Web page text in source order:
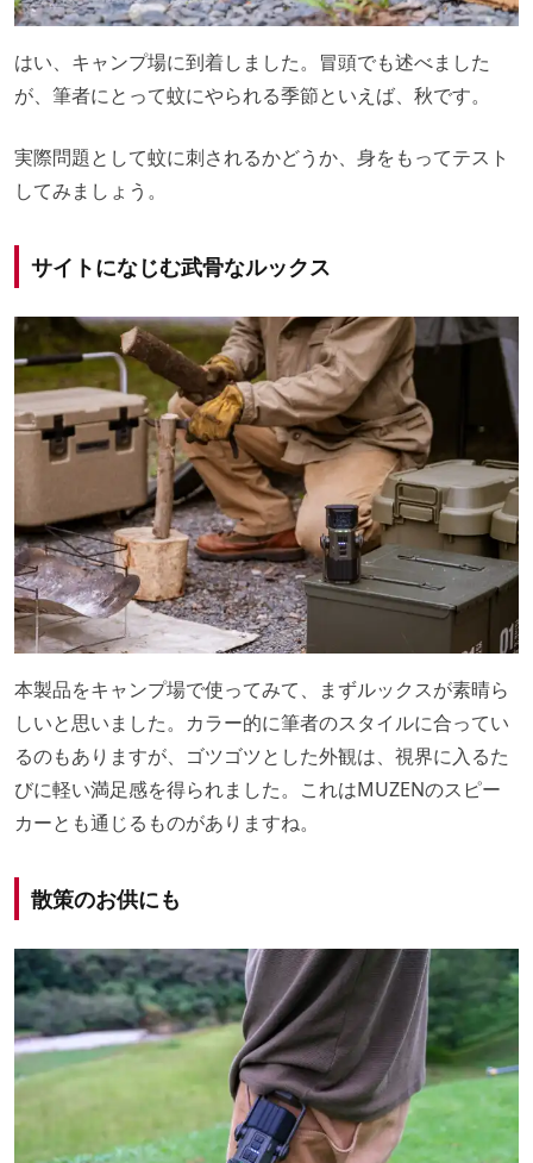
はい、キャンプ場に到着しました。冒頭でも述べました
が、筆者にとって蚊にやられる季節といえば、秋です。
実際問題として蚊に刺されるかどうか、身をもってテスト
してみましょう。
サイトになじむ武骨なルックス
本製品をキャンプ場で使ってみて、まずルックスが素晴ら
しいと思いました。カラー的に筆者のスタイルに合ってい
るのもありますが、ゴツゴツとした外観は、視界に入るた
びに軽い満足感を得られました。これはMUZENのスピー
カーとも通じるものがありますね。
散策のお供にも